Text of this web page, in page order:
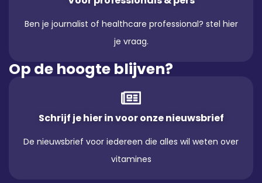
Ben je journalist of healthcare professional? stel hier
je vraag.
Op de hoogte blijven?
Schrijf je hier in voor onze nieuwsbrief
De nieuwsbrief voor iedereen die alles wil weten over
vitamines